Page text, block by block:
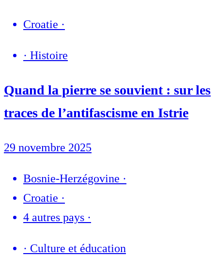
Croatie ·
· Histoire
Quand la pierre se souvient : sur les
traces de l’antifascisme en Istrie
29 novembre 2025
Bosnie-Herzégovine ·
Croatie ·
4 autres pays ·
· Culture et éducation